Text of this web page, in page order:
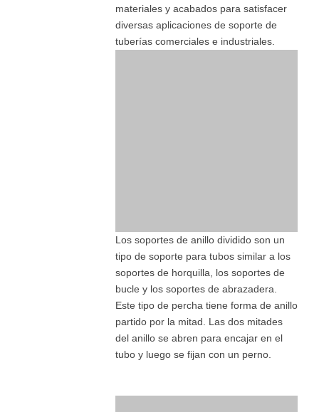
materiales y acabados para satisfacer
diversas aplicaciones de soporte de
tuberías comerciales e industriales.
Los soportes de anillo dividido son un
tipo de soporte para tubos similar a los
soportes de horquilla, los soportes de
bucle y los soportes de abrazadera.
Este tipo de percha tiene forma de anillo
partido por la mitad. Las dos mitades
del anillo se abren para encajar en el
tubo y luego se fijan con un perno.